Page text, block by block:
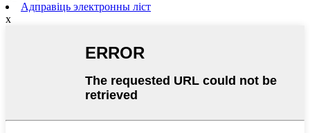
Адправіць электронны ліст
x